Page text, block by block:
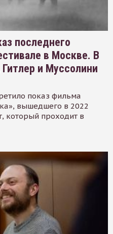
последнего
в Москве. В
и Муссолини
показ фильма
вышедшего в 2022
который проходит в